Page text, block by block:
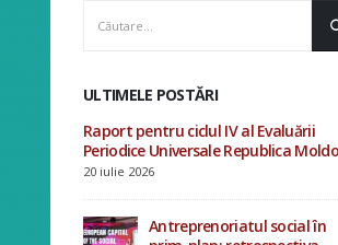
ULTIMELE POSTĂRI
AOPD contribuie la
consultările ONU privind
drepturile omului și procesul